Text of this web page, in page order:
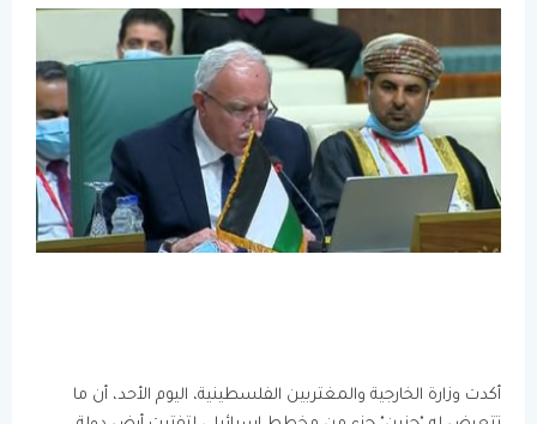
أكدت وزارة الخارجية والمغتربين الفلسطينية، اليوم الأحد، أن ما